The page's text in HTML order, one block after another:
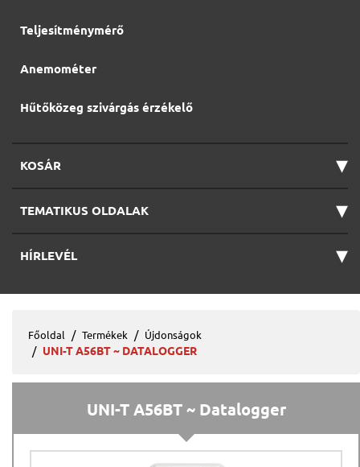
Teljesítménymérő
Anemométer
Hűtőközeg szivárgás érzékelő
KOSÁR ▾
TEMATIKUS OLDALAK ▾
HÍRLEVÉL ▾
Főoldal Termékek Újdonságok
UNI-T A56BT ~ DATALOGGER
UNI-T A56BT ~ Datalogger